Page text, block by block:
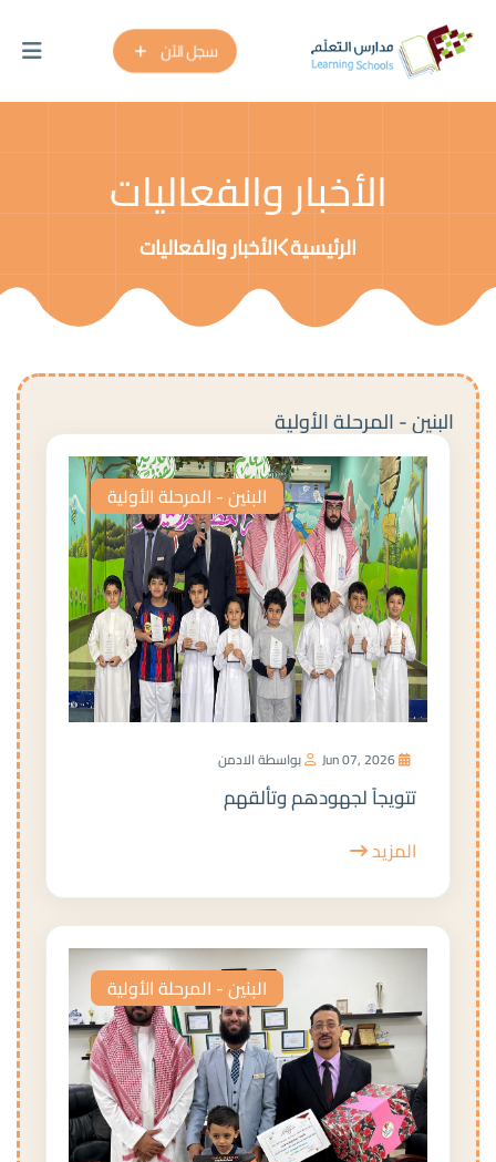
سجل الآن
الأخبار والفعاليات
الرئيسية الأخبار والفعاليات
البنين - المرحلة الأولية
البنين - المرحلة الأولية
بواسطة الادمن
تتويجاً لجهودهم وتألقهم
المزيد
البنين - المرحلة الأولية